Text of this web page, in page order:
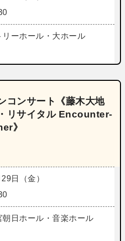
リーホール・大ホール
コンサート《藤木大地
リサイタル Encounter‐
》
日（金）
朝日ホール・音楽ホール